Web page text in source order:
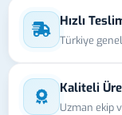
Hızlı
Türkiye
Kaliteli
Uzman ekip